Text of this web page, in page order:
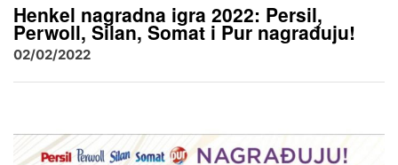
Henkel nagradna igra 2022: Persil,
Perwoll, Silan, Somat i Pur nagrađuju!
02/02/2022